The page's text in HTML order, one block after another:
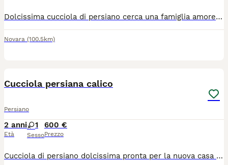
Dolcissima cucciola di persiano cerca una famiglia amorevole con cui condividere la vita. La piccola con un soffice e folto mantello nella colorazione Blugolden a vive con la mamma il papà i fratelli, altri gatti e con un grosso cane in perfetta armonia la piccola è abituata a tante coccole alla toelettatura quotidiana a cibo di alta qualità e si serve abitualmente di lettiera e tira graffi rispettando l’ambiente e gli arredi della casa. È molto dolce affettuosa di carattere giocherellone ma con un’indole pacifica come tutti i persiani e quindi adatta a interagire con tutte le persone compresi i bambini. Viene ceduta con antiparassitario sverni azione ciclo vaccinale completo microchip e test genetici dei genitori.
Novara (100.5km)
Cucciola persiana calico
Persiano
2 anni
Età
1
Sesso
600 €
Prezzo
Cucciola di persiano dolcissima pronta per la nuova casa con pedigree enfi libretto sanitario 2 vaccini microchip. Siamo di Paderno Dugnano Milano per visionarla chiamateci solo se interessati grazie